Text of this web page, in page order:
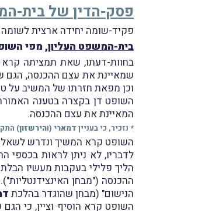
פסק-הדין של בית-
פקיד-שומה יחידה ארצית
בית-המשפט העליון, מפי
בחוות-דעתו, שאת תמציתה קרא
שמאיינת את עצם ההכנסה, הגם
וכן מפאת חזרתו של המשיב על
השופט דן בקצרה בטענה האמורה (ראו פס' 21–24 לחוות דעתו) וקבע, תוך שהוא
המאיינת את עצם ההכנסה.
* נזכיר, כי בעניין דמארי (והירשזון)
השופט קרא המשיך ונדרש
לדבריו, לא ניתן לראות בכספי
הליך פלילי בעקבות מעשיו
ההכנסה ("מבחן
הנישום" (מבחן שהוגדר בהלכת